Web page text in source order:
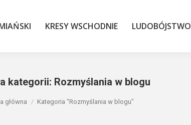
KRESY WSCHODNIE LUDOBÓJSTWO
kategorii: Rozmyślania w blogu
tutaj:
główna Kategoria "Rozmyślania w blogu"